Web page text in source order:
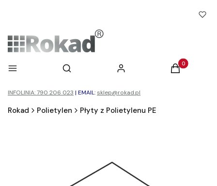
Menu Otwórz wyszukiwarkę
Szukaj Zaloguj się Produkty w
Koszyk
INFOLINIA: 790 206 023 | EMAIL: sklep@rokad.pl
Rokad Polietylen Płyty z Polietylenu PE